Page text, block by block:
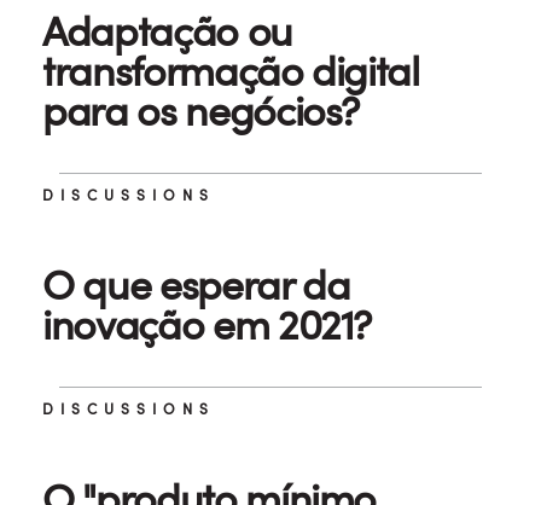
Adaptação ou
transformação digital
para os negócios?
DISCUSSIONS
O que esperar da
inovação em 2021?
DISCUSSIONS